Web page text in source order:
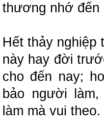
thương nhớ đến
Hết thảy nghiệp
này hay đời
cho đến nay;
bảo người
làm mà vui theo.